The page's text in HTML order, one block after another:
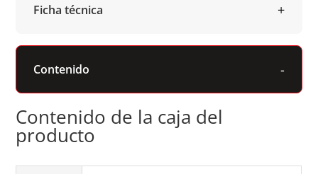
Ficha técnica
Contenido
Contenido de la caja del
producto